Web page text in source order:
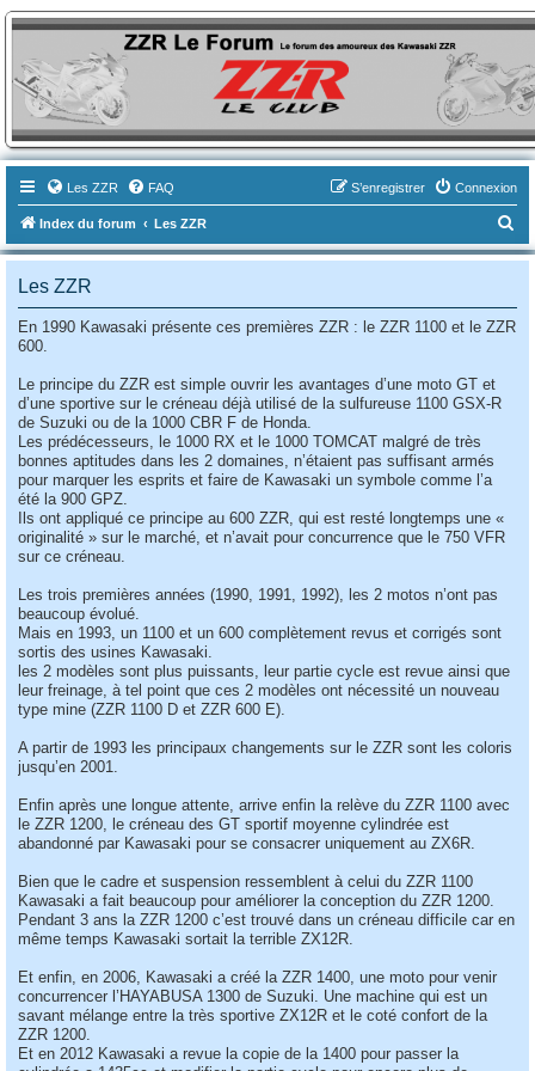
ZZR-Leclub le Forum
Le forum des amoureux des Kawasaki ZZR
Les ZZR FAQ Connexion
S’enregistrer
Index du forum Les ZZR
e
h
Les ZZR
En 1990 Kawasaki présente ces premières ZZR : le ZZR 1100 et le ZZR
600.
Le principe du ZZR est simple ouvrir les avantages d’une moto GT et
d’une sportive sur le créneau déjà utilisé de la sulfureuse 1100 GSX-R
de Suzuki ou de la 1000 CBR F de Honda.
Les prédécesseurs, le 1000 RX et le 1000 TOMCAT malgré de très
bonnes aptitudes dans les 2 domaines, n’étaient pas suffisant armés
pour marquer les esprits et faire de Kawasaki un symbole comme l’a
été la 900 GPZ.
Ils ont appliqué ce principe au 600 ZZR, qui est resté longtemps une «
originalité » sur le marché, et n’avait pour concurrence que le 750 VFR
sur ce créneau.
Les trois premières années (1990, 1991, 1992), les 2 motos n’ont pas
beaucoup évolué.
Mais en 1993, un 1100 et un 600 complètement revus et corrigés sont
sortis des usines Kawasaki.
les 2 modèles sont plus puissants, leur partie cycle est revue ainsi que
leur freinage, à tel point que ces 2 modèles ont nécessité un nouveau
type mine (ZZR 1100 D et ZZR 600 E).
A partir de 1993 les principaux changements sur le ZZR sont les coloris
jusqu’en 2001.
Enfin après une longue attente, arrive enfin la relève du ZZR 1100 avec
le ZZR 1200, le créneau des GT sportif moyenne cylindrée est
abandonné par Kawasaki pour se consacrer uniquement au ZX6R.
Bien que le cadre et suspension ressemblent à celui du ZZR 1100
Kawasaki a fait beaucoup pour améliorer la conception du ZZR 1200.
Pendant 3 ans la ZZR 1200 c’est trouvé dans un créneau difficile car en
même temps Kawasaki sortait la terrible ZX12R.
Et enfin, en 2006, Kawasaki a créé la ZZR 1400, une moto pour venir
concurrencer l’HAYABUSA 1300 de Suzuki. Une machine qui est un
savant mélange entre la très sportive ZX12R et le coté confort de la
ZZR 1200.
Et en 2012 Kawasaki a revue la copie de la 1400 pour passer la